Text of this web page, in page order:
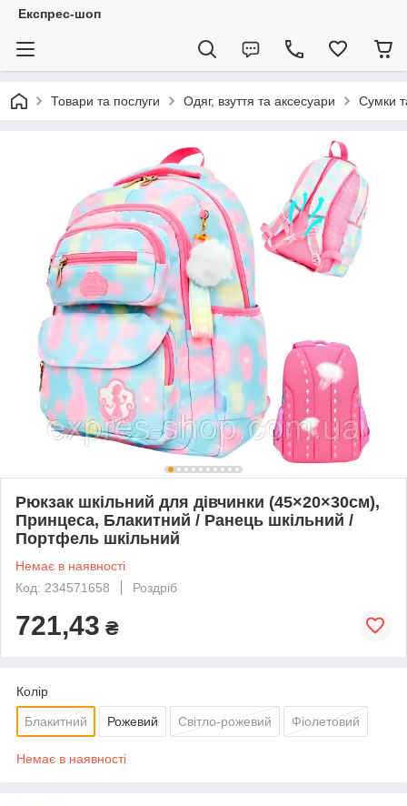
Експрес-шоп
Товари та послуги Одяг, взуття та аксесуари Сумки
Рюкзак шкільний для дівчинки (45×20×30см),
Принцеса, Блакитний / Ранець шкільний /
Портфель шкільний
Немає в наявності
Код: 234571658
Роздріб
721,43 ₴
Колір
Блакитний Рожевий Світло-рожевий Фіолетовий
Немає в наявності